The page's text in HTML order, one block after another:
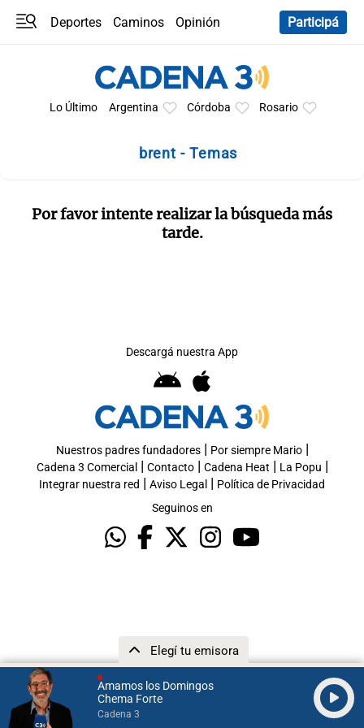
Amamos los Domingos
Chema Forte
Cadena 3
Elegí tu emisora
Deportes Caminos
Opinión
Participá
Lo Último Argentina Córdoba Rosario
brent - Temas
Por favor intente realizar la búsqueda más
tarde.
Descargá nuestra App
Nuestros padres fundadores| Por siempre Mario|
Cadena 3 Comercial | Contacto| Cadena Heat | La Popu |
Integrar nuestra red | Aviso Legal | Política de Privacidad
Seguinos en